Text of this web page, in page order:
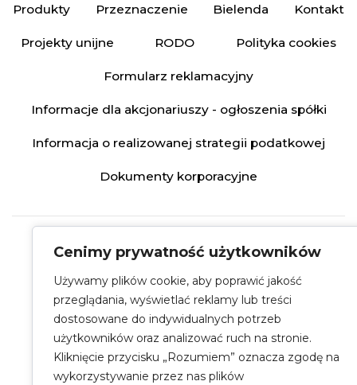
Produkty Przeznaczenie Bielenda Kontakt
Projekty unijne RODO Polityka cookies
Formularz reklamacyjny
Informacje dla akcjonariuszy - ogłoszenia spółki
Informacja o realizowanej strategii podatkowej
Dokumenty korporacyjne
Cenimy prywatność użytkowników
Używamy plików cookie, aby poprawić jakość
przeglądania, wyświetlać reklamy lub treści
dostosowane do indywidualnych potrzeb
użytkowników oraz analizować ruch na stronie.
Kliknięcie przycisku „Rozumiem” oznacza zgodę na
wykorzystywanie przez nas plików